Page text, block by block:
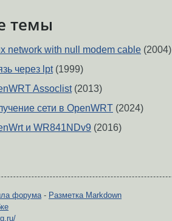
темы
network with null modem cable (2004)
через lpt(1999)
Assoclist(2013)
сети в OpenWRT (2024)
и WR841NDv9 (2016)
форума- Разметка Markdown